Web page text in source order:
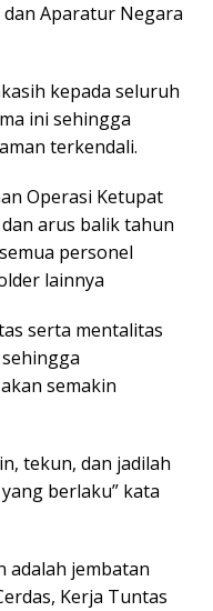
dan Aparatur Negara
kepada seluruh
ini sehingga
terkendali.
Operasi Ketupat
arus balik tahun
personel
lainnya
serta mentalitas
semakin
tekun, dan jadilah
berlaku” kata
adalah jembatan
Kerja Tuntas